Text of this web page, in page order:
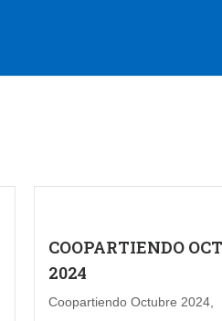
COOPARTIENDO
2024
Coopartiendo Octubre 2024,